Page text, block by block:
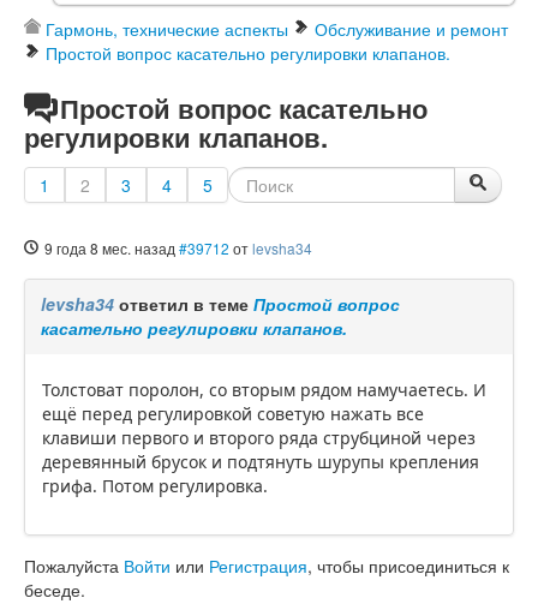
Гармонь, технические аспекты
Обслуживание и ремонт
Простой вопрос касательно регулировки клапанов.
Простой вопрос касательно
регулировки клапанов.
1 2 3 4 5
9 года 8 мес. назад #39712 отlevsha34
levsha34 ответил в теме Простой вопрос
касательно регулировки клапанов.
Толстоват поролон, со вторым рядом намучаетесь. И
ещё перед регулировкой советую нажать все
клавиши первого и второго ряда струбциной через
деревянный брусок и подтянуть шурупы крепления
грифа. Потом регулировка.
Пожалуйста Войти или Регистрация, чтобы присоединиться к
беседе.